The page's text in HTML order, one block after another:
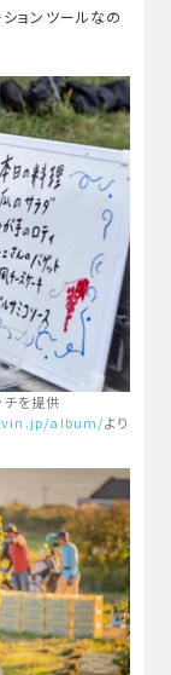
ョンツールなの
チを提供
album/より